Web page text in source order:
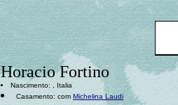
Horacio Fortino
Nascimento: , Italia
Casamento: com Michelina Laudi